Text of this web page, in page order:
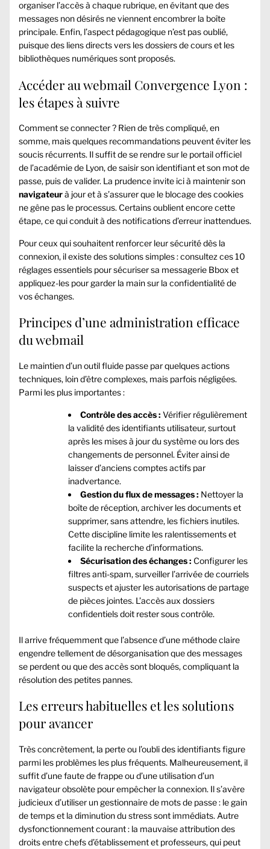
organiser l’accès à chaque rubrique, en évitant que des
messages non désirés ne viennent encombrer la boîte
principale. Enfin, l’aspect pédagogique n’est pas oublié,
puisque des liens directs vers les dossiers de cours et les
bibliothèques numériques sont proposés.
Accéder au webmail Convergence Lyon :
les étapes à suivre
Comment se connecter ? Rien de très compliqué, en
somme, mais quelques recommandations peuvent éviter les
soucis récurrents. Il suffit de se rendre sur le portail officiel
de l’académie de Lyon, de saisir son identifiant et son mot de
passe, puis de valider. La prudence invite ici à maintenir son
navigateurà jour et à s’assurer que le blocage des cookies
ne gêne pas le processus. Certains oublient encore cette
étape, ce qui conduit à des notifications d’erreur inattendues.
Pour ceux qui souhaitent renforcer leur sécurité dès la
connexion, il existe des solutions simples : consultez ces10
réglages essentiels pour sécuriser sa messagerie Bbox et
appliquez-les pour garder la main sur la confidentialité de
vos échanges.
Principes d’une administration efficace
du webmail
Le maintien d’un outil fluide passe par quelques actions
techniques, loin d’être complexes, mais parfois négligées.
Parmi les plus importantes :
Contrôle des accès : Vérifier régulièrement
la validité des identifiants utilisateur, surtout
après les mises à jour du système ou lors des
changements de personnel. Éviter ainsi de
laisser d’anciens comptes actifs par
inadvertance.
Gestion du flux de messages : Nettoyer la
boîte de réception, archiver les documents et
supprimer, sans attendre, les fichiers inutiles.
Cette discipline limite les ralentissements et
facilite la recherche d’informations.
Sécurisation des échanges : Configurer les
filtres anti-spam, surveiller l’arrivée de courriels
suspects et ajuster les autorisations de partage
de pièces jointes. L’accès aux dossiers
confidentiels doit rester sous contrôle.
Il arrive fréquemment que l’absence d’une méthode claire
engendre tellement de désorganisation que des messages
se perdent ou que des accès sont bloqués, compliquant la
résolution des petites pannes.
Les erreurs habituelles et les solutions
pour avancer
Très concrètement, la perte ou l’oubli des identifiants figure
parmi les problèmes les plus fréquents. Malheureusement, il
suffit d’une faute de frappe ou d’une utilisation d’un
navigateur obsolète pour empêcher la connexion. Il s’avère
judicieux d’utiliser un gestionnaire de mots de passe : le gain
de temps et la diminution du stress sont immédiats. Autre
dysfonctionnement courant : la mauvaise attribution des
droits entre chefs d’établissement et professeurs, qui peut